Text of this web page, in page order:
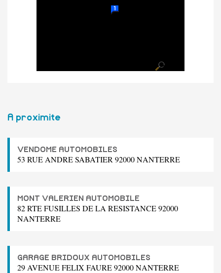
A proximite
VENDOME AUTOMOBILES
53 RUE ANDRE SABATIER 92000 NANTERRE
MONT VALERIEN AUTOMOBILE
82 RTE FUSILLES DE LA RESISTANCE 92000
NANTERRE
GARAGE BRIDOUX AUTOMOBILES
29 AVENUE FELIX FAURE 92000 NANTERRE